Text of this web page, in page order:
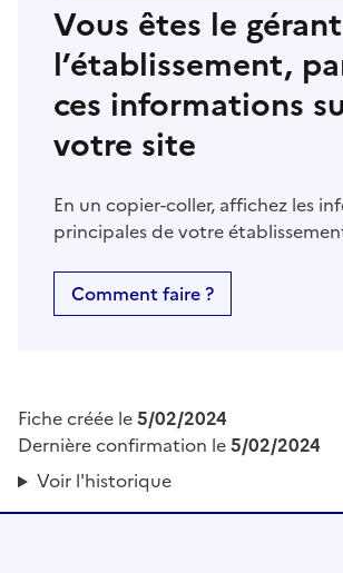
Vous êtes le
l’établissement,
ces informations
votre site
En un copier-coller, affichez les
principales de votre
Comment faire ?
Fiche créée le5/02/2024
Dernière confirmation le5/02/2024
Voir l'historique